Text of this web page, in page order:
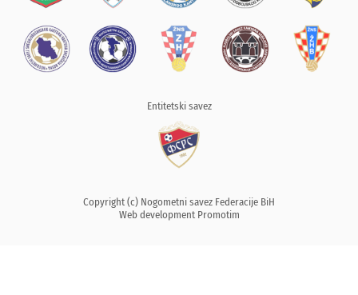
Entitetski savez
Copyright (c) Nogometni savez Federacije BiH
Web development Promotim